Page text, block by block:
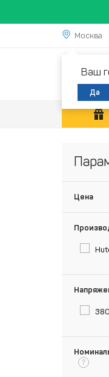
Москва
Ваш
Да
Цена
380
?